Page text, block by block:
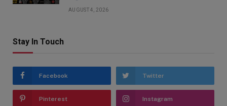
AUGUST 4, 2026
Stay In Touch
Facebook Twitter
Pinterest Instagram